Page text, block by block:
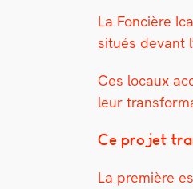
La Fon­cière
situés devant
Ces locaux
leur
Ce pro­jet
La pre­mière